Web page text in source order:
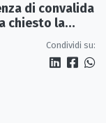
di convalida
chiesto la
Condividi su: